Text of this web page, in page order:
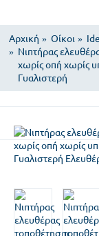
Αρχική Οίκοι
Νιπτήρας
χωρίς οπή χωρίς
Γυαλιστερή